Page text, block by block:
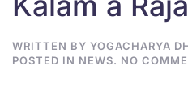
WRITTEN BY YOGACHARYA
POSTED IN NEWS. NO